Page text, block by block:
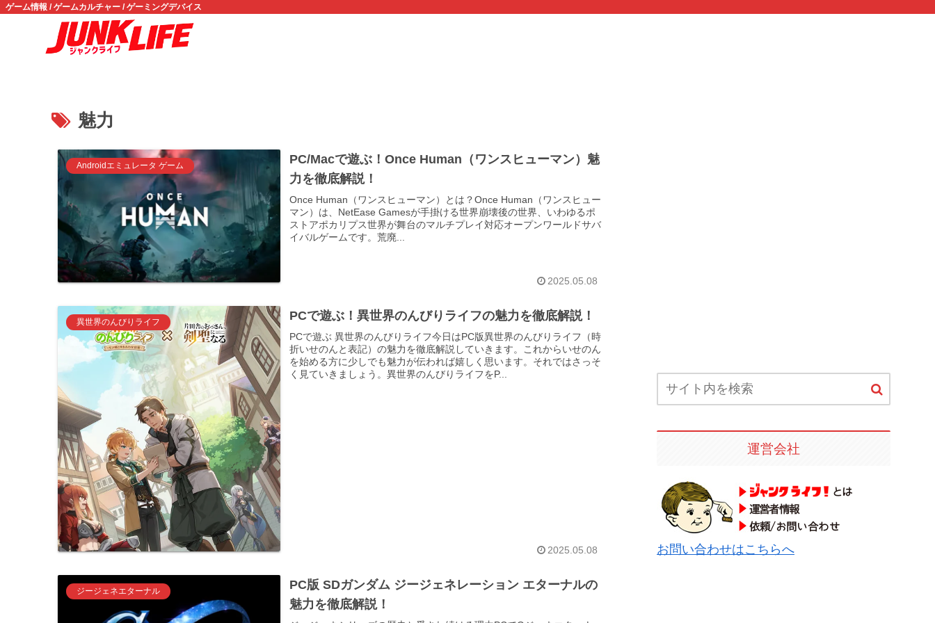
ゲーム情報 / ゲームカルチャー / ゲーミングデバイス
魅力
Androidエミュレータ ゲーム
PC/Macで遊ぶ！Once Human（ワンスヒューマン）魅
力を徹底解説！
Once Human（ワンスヒューマン）とは？Once Human（ワンスヒュー
マン）は、NetEase Gamesが手掛ける世界崩壊後の世界、いわゆるポ
ストアポカリプス世界が舞台のマルチプレイ対応オープンワールドサバ
イバルゲームです。荒廃...
2025.05.08
異世界のんびりライフ PCで遊ぶ！異世界のんびりライフの魅力を徹底解説！
PCで遊ぶ 異世界のんびりライフ今日はPC版異世界のんびりライフ（時
折いせのんと表記）の魅力を徹底解説していきます。これからいせのん
を始める方に少しでも魅力が伝われば嬉しく思います。それではさっそ
く見ていきましょう。異世界のんびりライフをP...
2025.05.08
ジージェネエターナル
PC版 SDガンダム ジージェネレーション エターナルの
魅力を徹底解説！
運営会社
お問い合わせはこちらへ